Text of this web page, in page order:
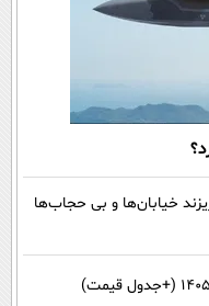
اللهی بریزند خیابان‌ها و بی حجاب‌ها